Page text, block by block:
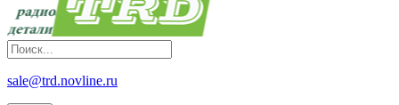
sale@trd.novline.ru